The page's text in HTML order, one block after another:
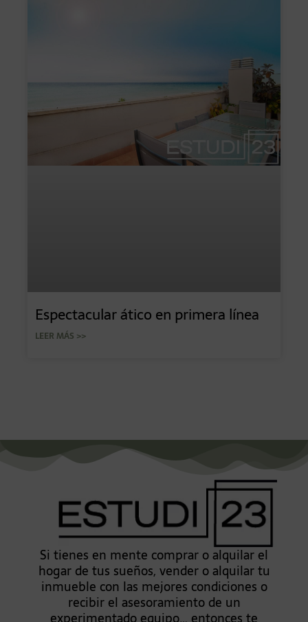
Espectacular ático en primera línea
LEER MÁS >>
Si tienes en mente comprar o alquilar el
hogar de tus sueños, vender o alquilar tu
inmueble con las mejores condiciones o
recibir el asesoramiento de un